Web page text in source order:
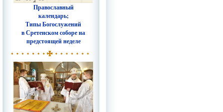
Православный
календарь;
Типы Богослужений
в Сретенском соборе на
предстоящей неделе